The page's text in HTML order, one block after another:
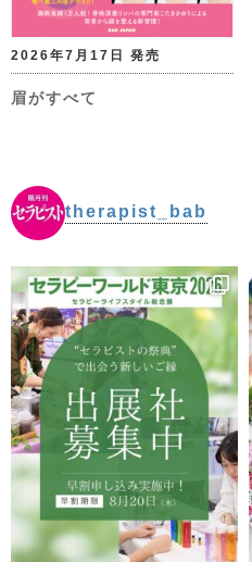
2026年7月17日 発売
眉がすべて
therapist_bab